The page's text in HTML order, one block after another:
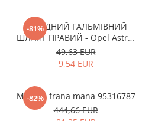
-81%
ПЕРЕДНИЙ ГАЛЬМІВНИЙ
ШЛАНГ ПРАВИЙ - Opel Astra-
J / Ampera 39041648
49,63 EUR
9,54 EUR
-82%
Maneta frana mana 95316787
444,66 EUR